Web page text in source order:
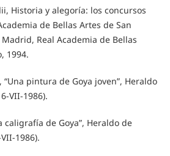
Historia y alegoría: los concursos
de Bellas Artes de San
Real Academia de Bellas
1994.
“Una pintura de Goya joven”, Heraldo
VII-1986).
caligrafía de Goya”, Heraldo de
1986).